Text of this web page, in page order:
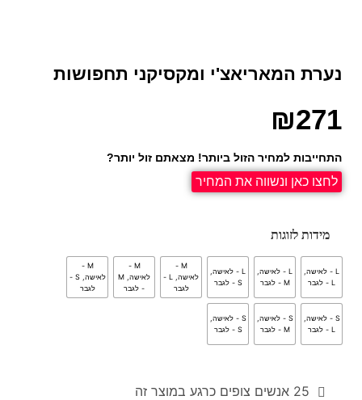
נערת המאריאצ'י ומקסיקני תחפושות
₪271
התחייבות למחיר הזול ביותר! מצאתם זול יותר?
לחצו כאן ונשווה את המחיר
מידות לזוגות
L - לאישה,
L - לגבר
L - לאישה,
M - לגבר
L - לאישה,
S - לגבר
M -
לאישה, L -
לגבר
M -
לאישה, M
- לגבר
M -
לאישה, S -
לגבר
S - לאישה,
L - לגבר
S - לאישה,
M - לגבר
S - לאישה,
S - לגבר
25 אנשים צופים כרגע במוצר זה